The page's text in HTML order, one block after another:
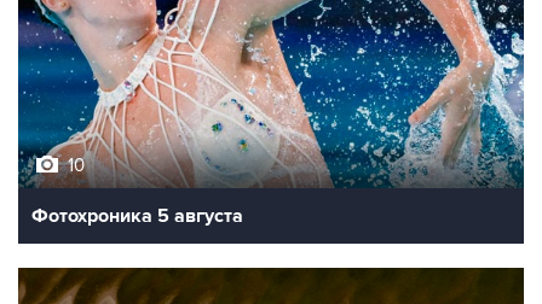
10
Фотохроника 5 августа